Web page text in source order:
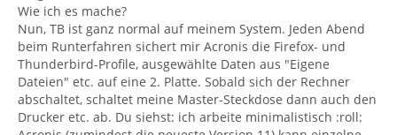
Wie ich es mache?
Nun, TB ist ganz normal auf meinem System. Jeden Abend
beim Runterfahren sichert mir Acronis die Firefox- und
Thunderbird-Profile, ausgewählte Daten aus "Eigene
Dateien" etc. auf eine 2. Platte. Sobald sich der Rechner
abschaltet, schaltet meine Master-Steckdose dann auch den
Drucker etc. ab. Du siehst: ich arbeite minimalistisch :roll: